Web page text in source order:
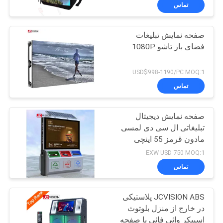
کیفیت
تماس
اخبار
همه
موارد
درخواست
نقل قول
نمایشگر LCD ویدئو
وال
32
تخته سفید تعاملی
هوشمند
61
تماس
صفحه نمایش تبلیغات
فضای باز تاشو 1080P
USD$998-1190/PC MOQ:1
تماس
صفحه نمایش دیجیتال
تبلیغاتی ال سی دی لمسی
مادون قرمز 55 اینچی
EXW USD 750 MOQ:1
تماس
JCVISION ABS پلاستیکی
در خارج از منزل بلوتوث
اسپیکر وائی فائی با صفحه